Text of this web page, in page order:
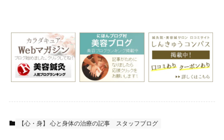
【心・身】 心と身体の治療の記事 スタッフブログ